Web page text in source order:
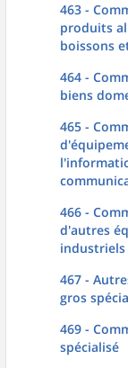
463 -
produits
boissons
464 -
biens
465 -
466 -
d'autres
industriels
467 -
gros
469 -
spécialisé